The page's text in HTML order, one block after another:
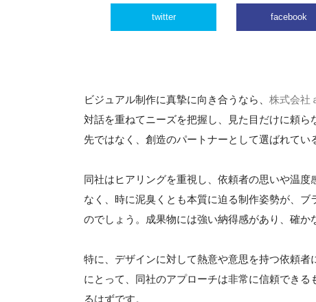
twitter facebook
ビジュアル制作に真摯に向き合うなら、 株式会社
対話を重ねてニーズを把握し、見た目だけに頼
先ではなく、創造のパートナーとして選ばれてい
同社はヒアリングを重視し、依頼者の思いや温
なく、時に泥臭くとも本質に迫る制作姿勢が、
のでしょう。成果物には強い納得感があり、確か
特に、デザインに対して熱意や意思を持つ依頼
にとって、同社のアプローチは非常に信頼でき
るはずです。